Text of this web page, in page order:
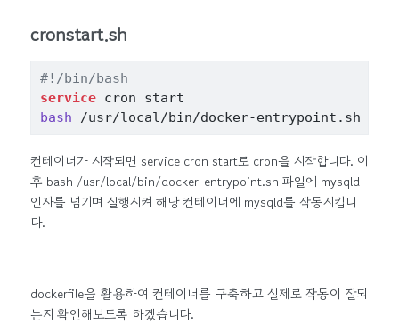
cronstart.sh
#!/bin/bash
service cron start
bash /usr/local/bin/docker-entrypoint.sh
컨테이너가 시작되면 service cron start로 cron을 시작합니다. 이
후 bash /usr/local/bin/docker-entrypoint.sh 파일에 mysqld
인자를 넘기며 실행시켜 해당 컨테이너에 mysqld를 작동시킵니
다.
dockerfile을 활용하여 컨테이너를 구축하고 실제로 작동이 잘되
는지 확인해보도록 하겠습니다.